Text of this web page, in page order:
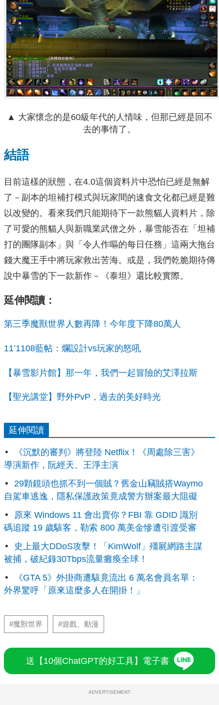
▲ 大家懷念的是60級年代的人情味，但那已經是回不
去的事情了。
結語
目前這樣的狀態，在4.0這個資料片中恐怕已經是無解
了－副本的坦補打模式與玩家間的速食文化都已經是難
以改變的。看來我們只能期待下一款熊貓人資料片，除
了可愛的熊貓人與新職業武僧之外，暴雪能否在「坦補
打的團隊副本」與「令人作嘔的每日任務」這兩大拖台
錢大魔王手中將玩家救出苦海。或是，我們乾脆期待傳
說中暴雪的下一款新作－《泰坦》還比較實際。
延伸閱讀：
第三季魔獸世界人數再降！今年度下降80萬人
11’1108藍帖：爛設計vs玩家的怒吼
【暴雪影片館】那一年，我們一起冒險的艾澤拉斯
【聖光講堂】野外PvP，過去的美好時光
延伸閱讀
《沉默的審判》將登陸 Netflix！《周處除三害》
導演新作，阮經天、王淨主演
29顆鏡頭也抓不到一個賊？舊金山竊賊搭Waymo
自駕車逃逸，隱私保護政策竟成警方辦案最大阻礙
原來 Windows 11 會出賣你？FBI 靠 GDID 識別
碼追蹤 19 歲駭客，勒索 800 萬美金慘遭引渡受審
史上最大DDoS攻擊！「KimWolf」殭屍網路主謀
被捕，破紀錄30Tbps流量癱瘓全球！
《GTA 5》外掛商遭駭竟流出 6 萬名會員名單：
外界驚呼「原來這麼多人在開掛！」
#魔獸世界 #遊戲、動漫
送【10個ChatGPT的好工具】電子書
ADVERTISEMENT